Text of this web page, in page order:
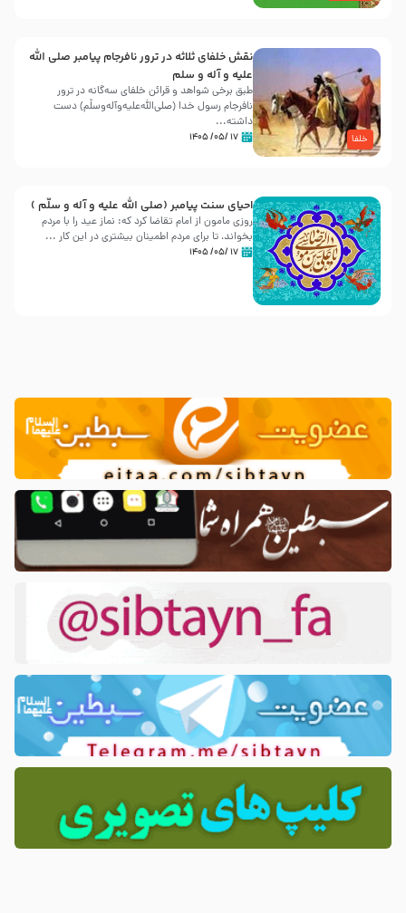
خلفا
نقش خلفای ثلاثه در ترور نافرجام پیامبر صلی الله
علیه و آله و سلم
طبق برخی شواهد و قرائن خلفای سه‌گانه در ترور
نافرجام رسول خدا (صلی‌الله‌علیه‌و‌آله‌وسلّم) دست
داشته‌...
۱۷ /۰۵/ ۱۴۰۵
احیای سنت پیامبر (صلی الله علیه و آله و سلّم )
روزی مامون از امام تقاضا کرد که: نماز عید را با مردم
بخواند، تا برای مردم اطمینان بیشتری در این کار ...
۱۷ /۰۵/ ۱۴۰۵